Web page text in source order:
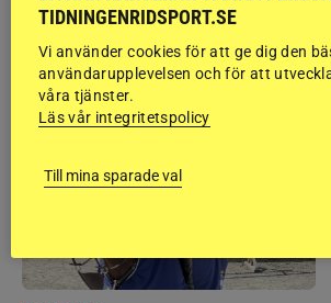
RIDSPORT
BLOGGAR
TIDNINGENRIDSPORT.SE
Vi använder cookies för att ge dig den
användarupplevelsen och för att
våra tjänster.
Läs vår integritetspolicy
Till mina sparade val